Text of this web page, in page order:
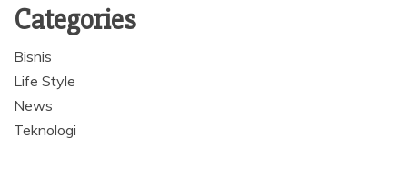
Categories
Bisnis
Life Style
News
Teknologi